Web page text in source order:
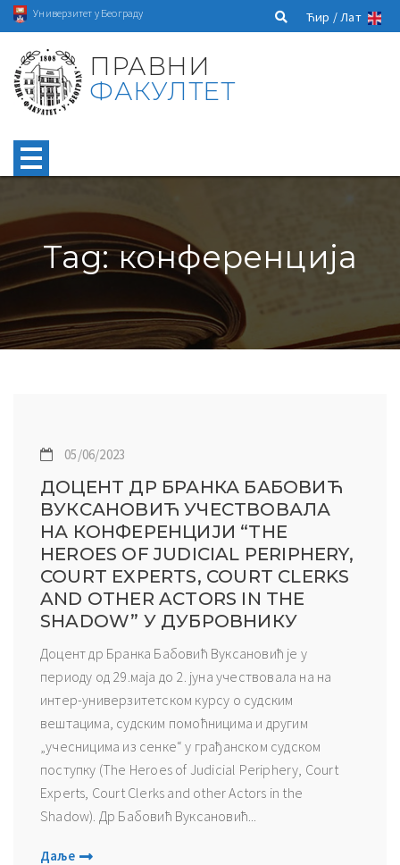
Универзитет у Београду Ћир /Лат
ПРАВНИ
ФАКУЛТЕТ
Tag: конференција
05/06/2023
ДОЦЕНТ ДР БРАНКА БАБОВИЋ
ВУКСАНОВИЋ УЧЕСТВОВАЛА
НА КОНФЕРЕНЦИЈИ “THE
HEROES OF JUDICIAL PERIPHERY,
COURT EXPERTS, COURT CLERKS
AND OTHER ACTORS IN THE
SHADOW” У ДУБРОВНИКУ
Доцент др Бранка Бабовић Вуксановић је у
периоду од 29.маја до 2. јуна учествовала на на
интер-универзитетском курсу о судским
вештацима, судским помоћницима и другим
„учесницима из сенке“ у грађанском судском
поступку (The Heroes of Judicial Periphery, Court
Experts, Court Clerks and other Actors in the
Shadow). Др Бабовић Вуксановић...
Даље